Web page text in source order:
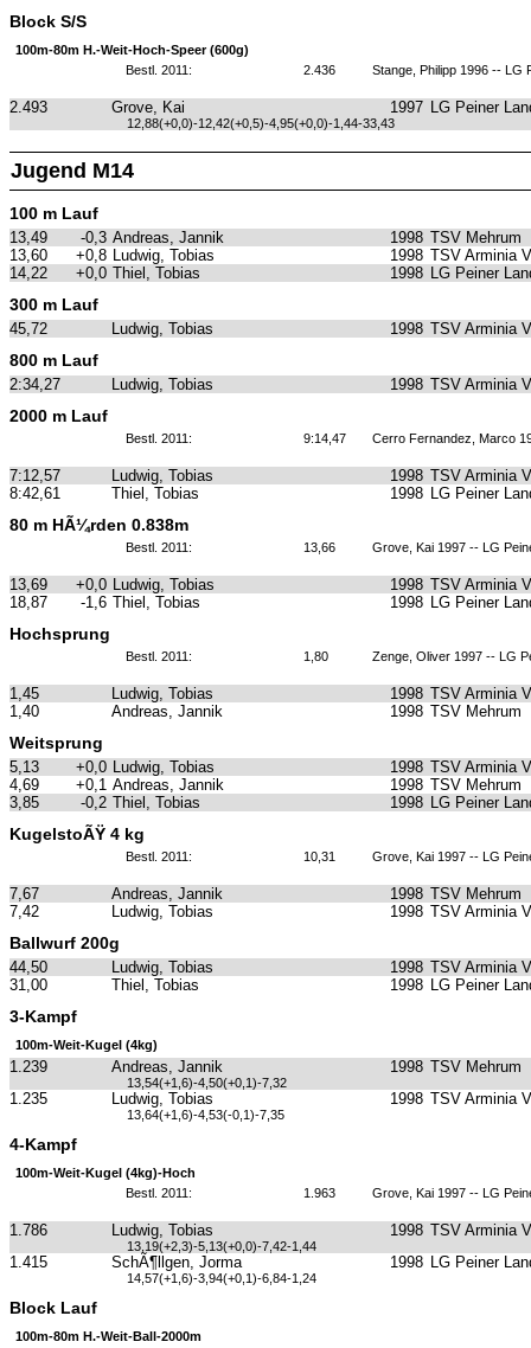
Block S/S
100m-80m H.-Weit-Hoch-Speer (600g)
Bestl. 2011:
2.436 Stange, Philipp 1996 -- LG
2.493 Grove, Kai 1997 LG Peiner
12,88(+0,0)-12,42(+0,5)-4,95(+0,0)-1,44-33,43
Jugend M14
100 m Lauf
13,49 -0,3 Andreas, Jannik 1998 TSV Mehrum
13,60
+0,8 Ludwig, Tobias 1998 TSV Arminia
14,22
+0,0 Thiel, Tobias 1998 LG Peiner
300 m Lauf
45,72 Ludwig, Tobias 1998 TSV Arminia
800 m Lauf
2:34,27 Ludwig, Tobias 1998 TSV Arminia
2000 m Lauf
Bestl. 2011: 9:14,47 Cerro Fernandez, Marco
7:12,57 Ludwig, Tobias 1998 TSV Arminia
8:42,61
Thiel, Tobias 1998 LG Peiner
80 m HÃ¼rden 0.838m
Bestl. 2011: 13,66 Grove, Kai 1997 -- LG
13,69 +0,0 Ludwig, Tobias 1998 TSV Arminia
18,87
-1,6 Thiel, Tobias 1998 LG Peiner
Hochsprung
Bestl. 2011: 1,80 Zenge, Oliver 1997 -- LG
1,45 Ludwig, Tobias 1998 TSV Arminia
1,40
Andreas, Jannik 1998 TSV Mehrum
Weitsprung
5,13 +0,0 Ludwig, Tobias 1998 TSV Arminia
4,69
+0,1 Andreas, Jannik 1998 TSV Mehrum
3,85
-0,2 Thiel, Tobias 1998 LG Peiner
KugelstoÃŸ 4 kg
Bestl. 2011: 10,31 Grove, Kai 1997 -- LG
7,67 Andreas, Jannik 1998 TSV Mehrum
7,42
Ludwig, Tobias 1998 TSV Arminia
Ballwurf 200g
44,50 Ludwig, Tobias 1998 TSV Arminia
31,00
Thiel, Tobias 1998 LG Peiner
3-Kampf
100m-Weit-Kugel (4kg)
1.239 Andreas, Jannik 1998 TSV Mehrum
13,54(+1,6)-4,50(+0,1)-7,32
1.235 Ludwig, Tobias 1998 TSV Arminia
13,64(+1,6)-4,53(-0,1)-7,35
4-Kampf
100m-Weit-Kugel (4kg)-Hoch
Bestl. 2011:
1.963 Grove, Kai 1997 -- LG
1.786 Ludwig, Tobias 1998 TSV Arminia
13,19(+2,3)-5,13(+0,0)-7,42-1,44
1.415 SchÃ¶llgen, Jorma 1998 LG Peiner
14,57(+1,6)-3,94(+0,1)-6,84-1,24
Block Lauf
100m-80m H.-Weit-Ball-2000m